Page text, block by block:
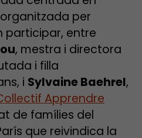
per
participar, entre
, mestra i directora
i filla
i Sylvaine Baehrel,
Apprendre
de famílies del
que reivindica la